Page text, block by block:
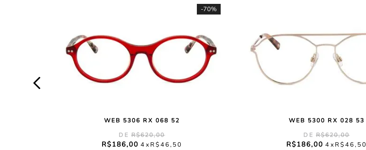
-70%
WEB 5306 RX 068 52
R$620,00
R$186,00 4 R$46,50
WEB 5300 RX 028 53
R$620,00
R$186,00 4 R$46,50